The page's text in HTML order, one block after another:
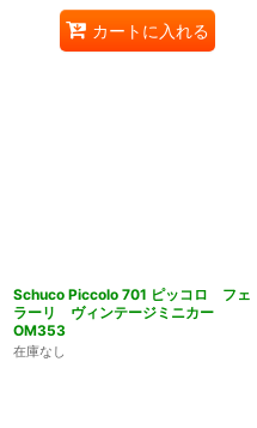
カートに入れる
Schuco Piccolo 701 ピッコロ フェ
ラーリ ヴィンテージミニカー
OM353
在庫なし